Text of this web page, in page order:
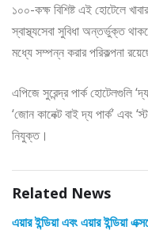
১০০-কক্ষ বিশিষ্ট এই হোটেলে
স্বাস্থ্যসেবা সুবিধা অন্তর্ভুক্ত
মধ্যে সম্পন্ন করার পরিকল্পনা
এপিজে সুরেন্দ্র পার্ক হোটেলগুলি
‘জোন কানেক্ট বাই দ্য পার্ক’ এবং
নিযুক্ত।
Related News
এয়ার ইন্ডিয়া এবং এয়ার ইন্ডিয়া